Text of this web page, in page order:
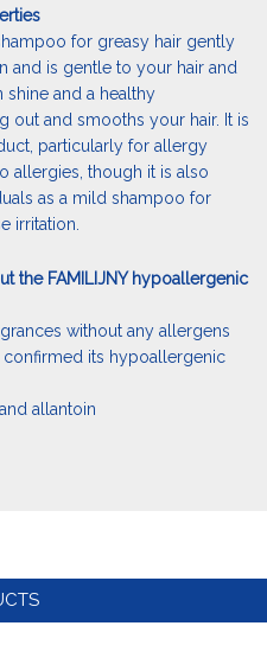
for greasy hair gently
and is gentle to your hair and
shine and a healthy
out and smooths your hair. It is
particularly for allergy
allergies, though it is also
as a mild shampoo for
irritation.
the FAMILIJNY hypoallergenic
without any allergens
confirmed its hypoallergenic
allantoin